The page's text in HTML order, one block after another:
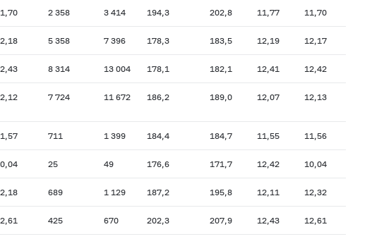
2 358 3 414 194,3 202,8 11,77 11,70
5 358 7 396 178,3 183,5 12,19 12,17
8 314 13 004 178,1 182,1 12,41 12,42
7 724 11 672 186,2 189,0 12,07 12,13
711 1 399 184,4 184,7 11,55 11,56
25 49 176,6 171,7 12,42 10,04
689 1 129 187,2 195,8 12,11 12,32
425 670 202,3 207,9 12,43 12,61